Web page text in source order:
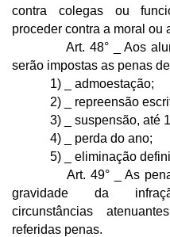
contra colegas ou
proceder contra a moral ou
Art. 48° _ Aos alunos
serão impostas as penas
1) _ admoestação;
2) _ repreensão
3) _ suspensão, até
4) _ perda do ano;
5) _ eliminação
Art. 49° _ As penas
gravidade da
circunstâncias
referidas penas.